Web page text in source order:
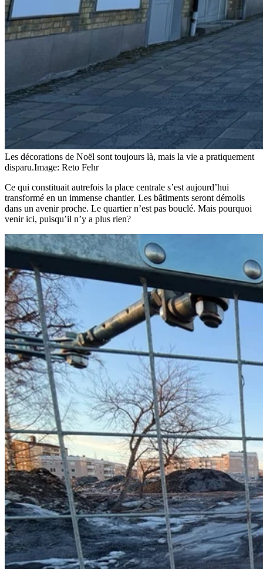
Les décorations de Noël sont toujours là, mais la vie a pratiquement
disparu.Image: Reto Fehr
Ce qui constituait autrefois la place centrale s’est aujourd’hui
transformé en un immense chantier. Les bâtiments seront démolis
dans un avenir proche. Le quartier n’est pas bouclé. Mais pourquoi
venir ici, puisqu’il n’y a plus rien?